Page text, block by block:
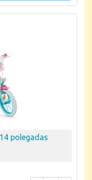
polegadas